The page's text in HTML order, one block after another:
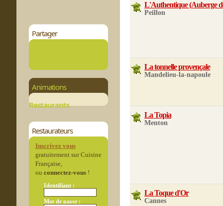
Partager
Animations
Restaurants
Restaurateurs
Inscrivez vous
gratuitement sur Cuisine
Française,
ou connectez-vous!
Identifiant :
Mot de passe :
L'Authentique (Auberge
Peillon
La tonnelle provençale
Mandelieu-la-napoule
La Topia
Menton
La Toque d'Or
Cannes